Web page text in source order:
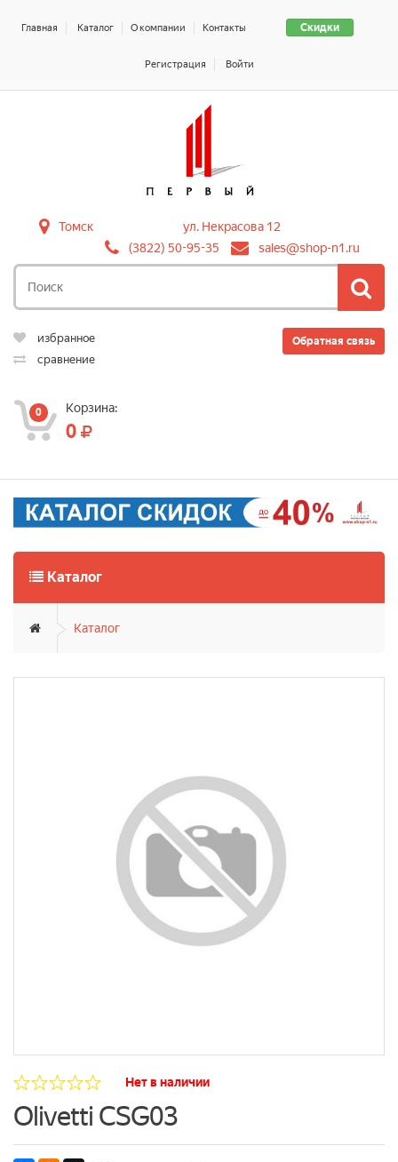
Скидки
Главная Каталог О компании Контакты
Регистрация Войти
Томск
ул. Некрасова 12
(3822) 50-95-35
sales@shop-n1.ru
Обратная связь
избранное
сравнение
0 Корзина:
0
Каталог
Каталог
Нет в наличии
Olivetti CSG03